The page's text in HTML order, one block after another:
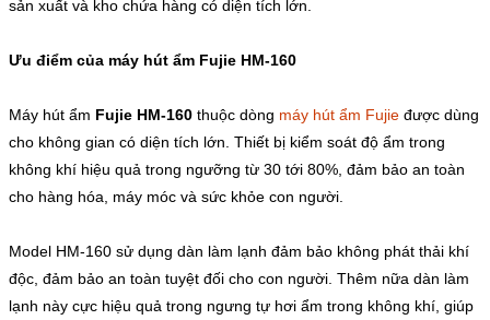
sản xuất và kho chứa hàng có diện tích lớn.
Ưu điểm của máy hút ẩm Fujie HM-160
Máy hút ẩm Fujie HM-160 thuộc dòng máy hút ẩm Fujie được dùng
cho không gian có diện tích lớn. Thiết bị kiểm soát độ ẩm trong
không khí hiệu quả trong ngưỡng từ 30 tới 80%, đảm bảo an toàn
cho hàng hóa, máy móc và sức khỏe con người.
Model HM-160 sử dụng dàn làm lạnh đảm bảo không phát thải khí
độc, đảm bảo an toàn tuyệt đối cho con người. Thêm nữa dàn làm
lạnh này cực hiệu quả trong ngưng tự hơi ẩm trong không khí, giúp